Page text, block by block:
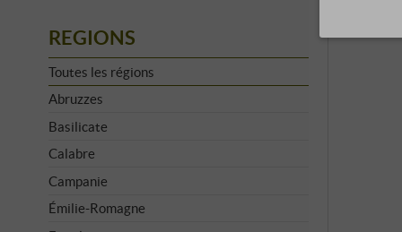
REGIONS
Toutes les régions
Abruzzes
Basilicate
Calabre
Campanie
Émilie-Romagne